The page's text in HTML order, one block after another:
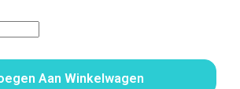
Aan Winkelwagen